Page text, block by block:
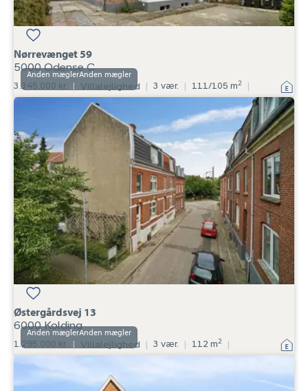
Anden mægler
Nørrevænget 59
5000 Odense C
3.345.000 kr. | Villalejlighed | 3 vær. | 111/105 m2 |
Østergårdsvej
13,
6000
Kolding
Anden mægler
Østergårdsvej 13
6000 Kolding
1.295.000 kr. | Villalejlighed | 3 vær. | 112 m2 |
Villalejlighed:
Broagervej